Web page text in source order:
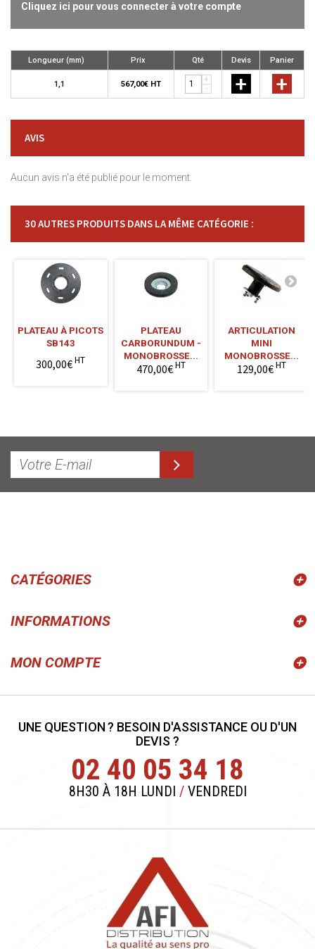
Cliquez ici pour vous connecter à votre compte
Longueur (mm) Prix Qté Devis Panier
1,1 567,00€ HT
+
-
+ +
AVIS
Aucun avis n'a été publié pour le moment.
30 AUTRES PRODUITS DANS LA MÊME CATÉGORIE :
PLATEAU À PICOTS
SB143
300,00€HT
PLATEAU
CARBORUNDUM -
MONOBROSSE...
470,00€HT
ARTICULATION
MINI
MONOBROSSE...
129,00€HT
CATÉGORIES
INFORMATIONS
MON COMPTE
UNE QUESTION ? BESOIN D'ASSISTANCE OU D'UN
DEVIS ?
02 40 05 34 18
8H30 À 18H LUNDI /VENDREDI